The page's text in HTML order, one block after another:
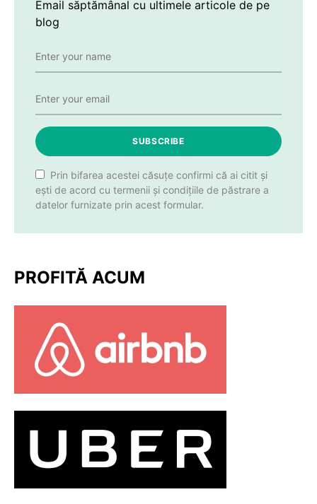
Email săptămânal cu ultimele articole de pe
blog
SUBSCRIBE
Prin bifarea acestei căsuțe confirmi că ai citit și
ești de acord cu termenii și condițiile de păstrare a
datelor furnizate prin acest formular.
PROFITĂ ACUM